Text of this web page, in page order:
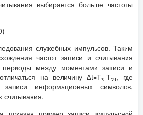
выбирается больше частоты
служебных импульсов. Таким
частот записи и считывания
периоды между моментами записи и
на величину ∆t=Тз-Тсч, где
информационных символов;
считывания.